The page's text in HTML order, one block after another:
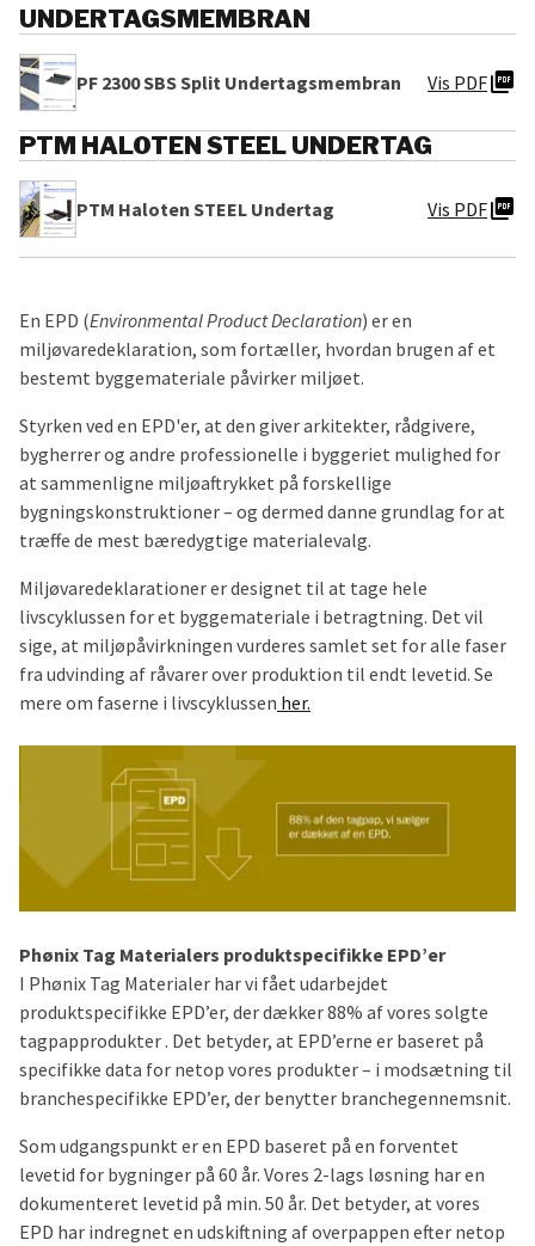
UNDERTAGSMEMBRAN
PF 2300 SBS Split Undertagsmembran Vis PDFpicture_as_pdf
PTM HALOTEN STEEL UNDERTAG
PTM Haloten STEEL Undertag Vis PDFpicture_as_pdf
En EPD (Environmental Product Declaration) er en
miljøvaredeklaration, som fortæller, hvordan brugen af et
bestemt byggemateriale påvirker miljøet.
Styrken ved en EPD'er, at den giver arkitekter, rådgivere,
bygherrer og andre professionelle i byggeriet mulighed for
at sammenligne miljøaftrykket på forskellige
bygningskonstruktioner – og dermed danne grundlag for at
træffe de mest bæredygtige materialevalg.
Miljøvaredeklarationer er designet til at tage hele
livscyklussen for et byggemateriale i betragtning. Det vil
sige, at miljøpåvirkningen vurderes samlet set for alle faser
fra udvinding af råvarer over produktion til endt levetid. Se
mere om faserne i livscyklussen her.
Phønix Tag Materialers produktspecifikke EPD’er
I Phønix Tag Materialer har vi fået udarbejdet
produktspecifikke EPD’er, der dækker 88% af vores solgte
tagpapprodukter . Det betyder, at EPD’erne er baseret på
specifikke data for netop vores produkter – i modsætning til
branchespecifikke EPD’er, der benytter branchegennemsnit.
Som udgangspunkt er en EPD baseret på en forventet
levetid for bygninger på 60 år. Vores 2-lags løsning har en
dokumenteret levetid på min. 50 år. Det betyder, at vores
EPD har indregnet en udskiftning af overpappen efter netop